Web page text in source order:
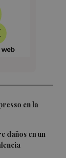
en la
daños en un